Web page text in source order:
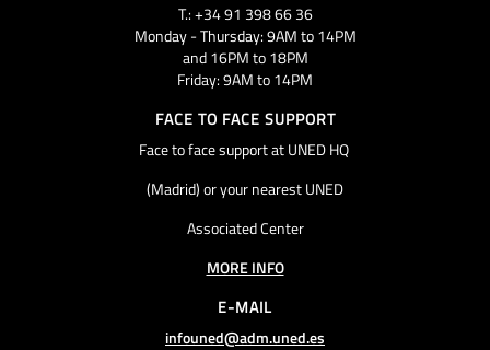
T.: +34 91 398 66 36
Monday - Thursday: 9AM to 14PM
and 16PM to 18PM
Friday: 9AM to 14PM
FACE TO FACE SUPPORT
Face to face support at UNED HQ
(Madrid) or your nearest UNED
Associated Center
MORE INFO
E-MAIL
infouned@adm.uned.es